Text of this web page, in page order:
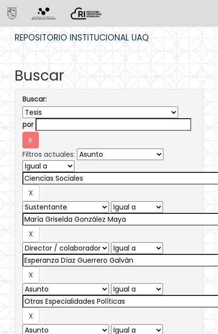
REPOSITORIO INSTITUCIONAL UAQ
Buscar
Buscar:
por
Filtros actuales: